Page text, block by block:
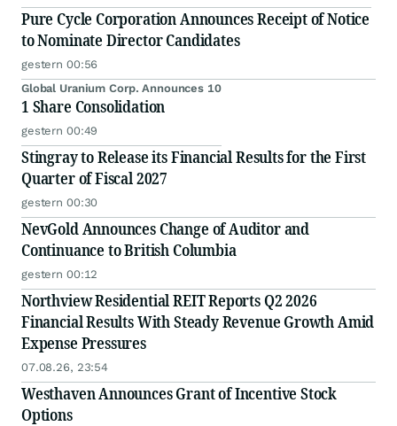
Pure Cycle Corporation Announces Receipt of Notice
to Nominate Director Candidates
gestern 00:56
Global Uranium Corp. Announces 10
1 Share Consolidation
gestern 00:49
Stingray to Release its Financial Results for the First
Quarter of Fiscal 2027
gestern 00:30
NevGold Announces Change of Auditor and
Continuance to British Columbia
gestern 00:12
Northview Residential REIT Reports Q2 2026
Financial Results With Steady Revenue Growth Amid
Expense Pressures
07.08.26, 23:54
Westhaven Announces Grant of Incentive Stock
Options